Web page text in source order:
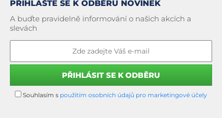
PŘIHLAŠTE SE K ODBĚRU NOVINEK
A buďte pravidelně informování o našich akcích a
slevách
Souhlasím s použitím osobních údajů pro marketingové účely